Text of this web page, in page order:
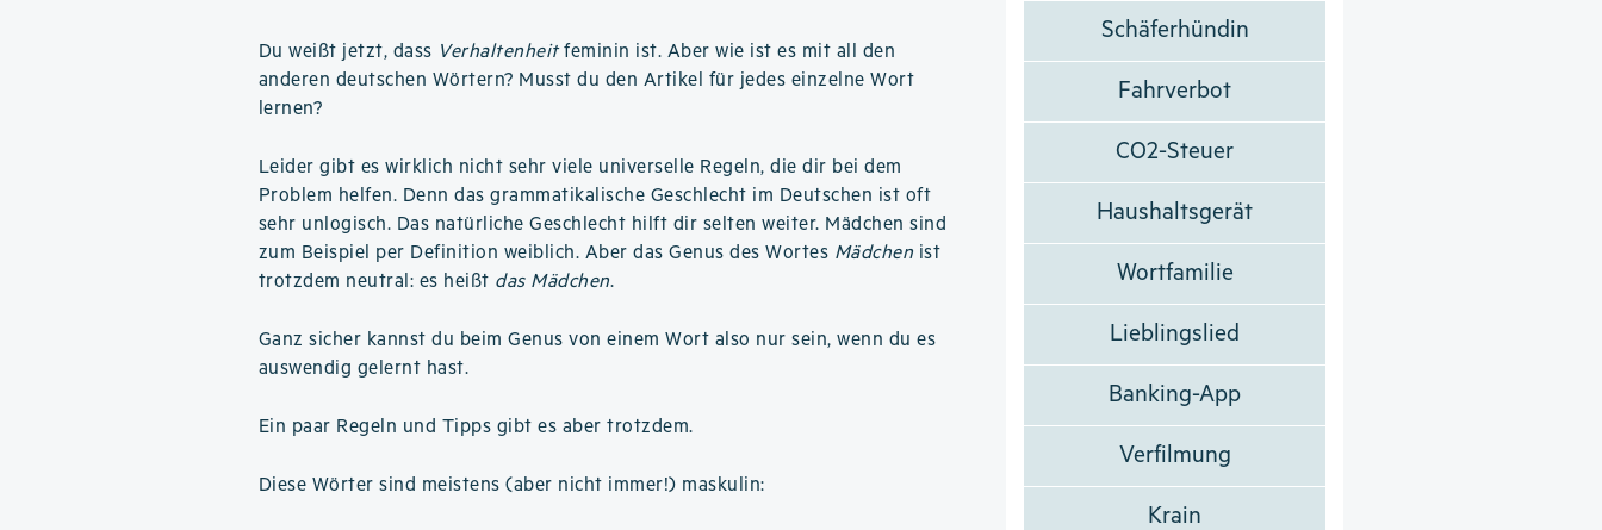
Du weißt jetzt, dass Verhaltenheitfeminin ist. Aber wie ist es mit all den
anderen deutschen Wörtern? Musst du den Artikel für jedes einzelne Wort
lernen?
Leider gibt es wirklich nicht sehr viele universelle Regeln, die dir bei dem
Problem helfen. Denn das grammatikalische Geschlecht im Deutschen ist oft
sehr unlogisch. Das natürliche Geschlecht hilft dir selten weiter. Mädchen sind
zum Beispiel per Definition weiblich. Aber das Genus des Wortes Mädchen ist
trotzdem neutral: es heißt das Mädchen.
Ganz sicher kannst du beim Genus von einem Wort also nur sein, wenn du es
auswendig gelernt hast.
Ein paar Regeln und Tipps gibt es aber trotzdem.
Diese Wörter sind meistens (aber nicht immer!) maskulin:
Schäferhündin
Fahrverbot
CO2-Steuer
Haushaltsgerät
Wortfamilie
Lieblingslied
Banking-App
Verfilmung
Krain